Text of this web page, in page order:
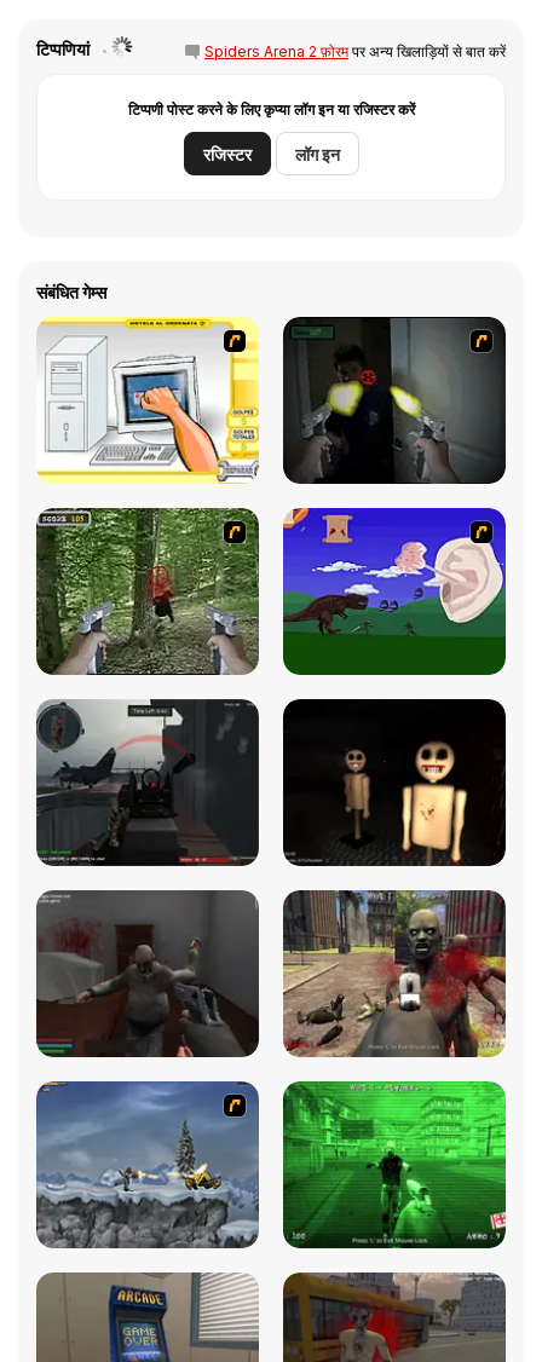
टिप्पणियां Spiders Arena 2 फ़ोरमपर अन्य खिलाड़ियों से बात करें
टिप्पणी पोस्ट करने के लिए कृप्या लॉग इन या रजिस्टर करें
रजिस्टर लॉग इन
संबंधित गेम्स